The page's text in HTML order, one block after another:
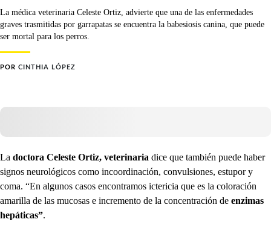
La médica veterinaria Celeste Ortiz, advierte que una de las enfermedades
graves trasmitidas por garrapatas se encuentra la babesiosis canina, que puede
ser mortal para los perros.
POR CINTHIA LÓPEZ
La doctora Celeste Ortiz, veterinaria dice que también puede haber
signos neurológicos como incoordinación, convulsiones, estupor y
coma. “En algunos casos encontramos ictericia que es la coloración
amarilla de las mucosas e incremento de la concentración de enzimas
hepáticas”.